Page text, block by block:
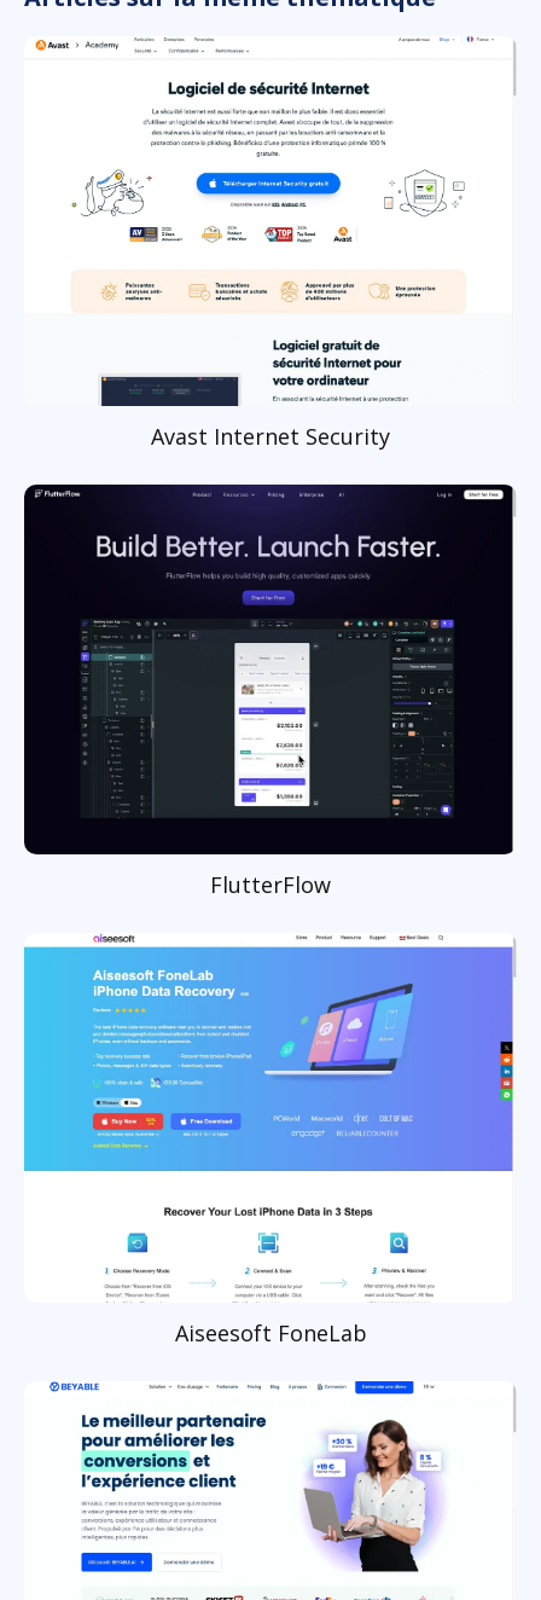
Avast Internet Security
FlutterFlow
Aiseesoft FoneLab